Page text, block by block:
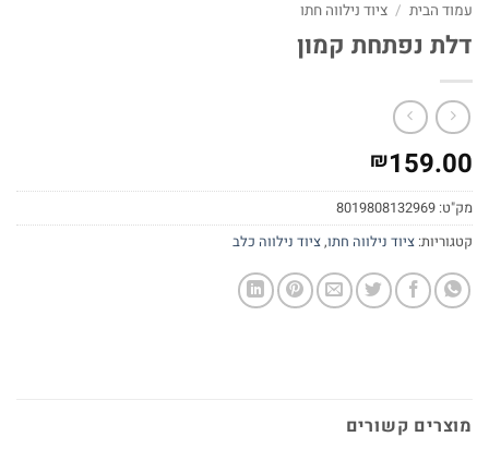
עמוד הבית / ציוד נילווה חתו
דלת נפתחת קמון
₪159.00
מק"ט: 8019808132969
קטגוריות: ציוד נילווה חתו,ציוד נילווה כלב
מוצרים קשורים